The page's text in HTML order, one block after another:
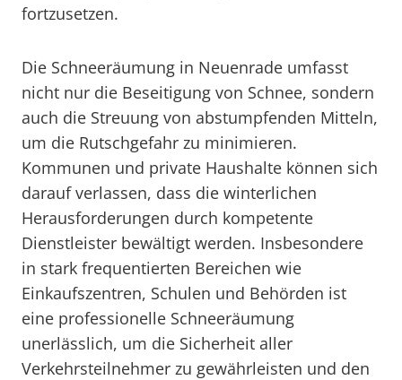
fortzusetzen.
Die Schneeräumung in Neuenrade umfasst
nicht nur die Beseitigung von Schnee, sondern
auch die Streuung von abstumpfenden Mitteln,
um die Rutschgefahr zu minimieren.
Kommunen und private Haushalte können sich
darauf verlassen, dass die winterlichen
Herausforderungen durch kompetente
Dienstleister bewältigt werden. Insbesondere
in stark frequentierten Bereichen wie
Einkaufszentren, Schulen und Behörden ist
eine professionelle Schneeräumung
unerlässlich, um die Sicherheit aller
Verkehrsteilnehmer zu gewährleisten und den